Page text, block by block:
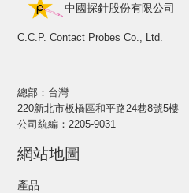
中國探針股份有限公司
C.C.P. Contact Probes Co., Ltd.
總部：台灣
220新北市板橋區和平路24巷8號5樓
公司統編：2205-9031
網站地圖
產品